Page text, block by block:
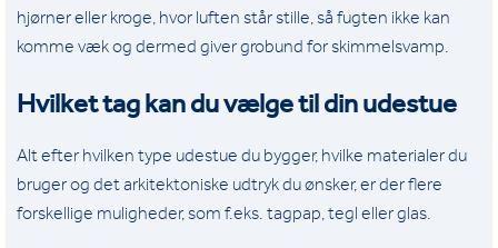
hjørner eller kroge, hvor luften står stille, så fugten ikke kan
komme væk og dermed giver grobund for skimmelsvamp.
Hvilket tag kan du vælge til din udestue
Alt efter hvilken type udestue du bygger, hvilke materialer du
bruger og det arkitektoniske udtryk du ønsker, er der flere
forskellige muligheder, som f.eks. tagpap, tegl eller glas.